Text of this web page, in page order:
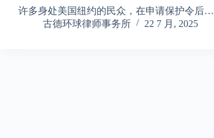
许多身处美国纽约的民众，在申请保护令后…
古德环球律师事务所
22 7 月, 2025